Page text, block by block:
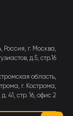
Россия, г. Москва,
д.5, стр.16
область,
г. Кострома,
41, стр. 16, офис 2